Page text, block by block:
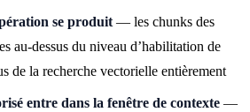
se produit — les chunks des
au-dessus du niveau d’habilitation de
de la recherche vectorielle entièrement
entre dans la fenêtre de contexte —